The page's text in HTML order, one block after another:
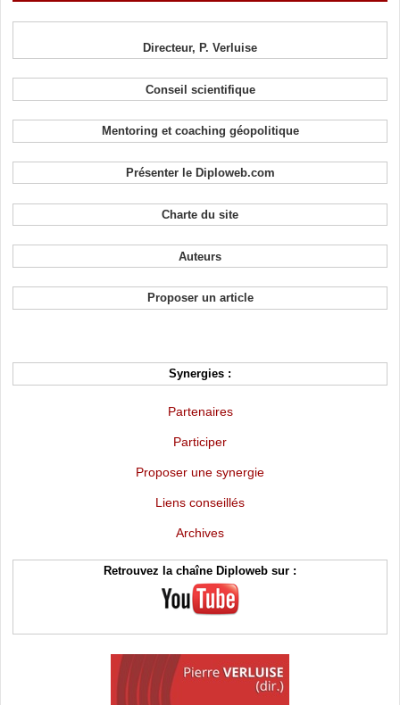
Directeur, P. Verluise
Conseil scientifique
Mentoring et coaching géopolitique
Présenter le Diploweb.com
Charte du site
Auteurs
Proposer un article
Synergies :
Partenaires
Participer
Proposer une synergie
Liens conseillés
Archives
Retrouvez la chaîne Diploweb sur :